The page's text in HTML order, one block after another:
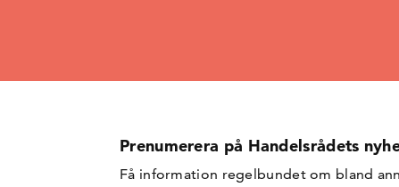
Prenumerera på Handelsrådets
Få information regelbundet om bland